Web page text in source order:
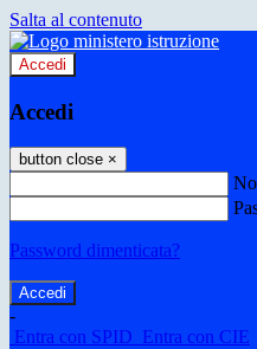
Salta al contenuto
Accedi
Accedi
button close ×
Password dimenticata?
-
Entra con SPID Entra con CIE